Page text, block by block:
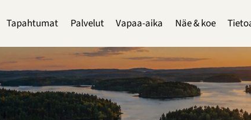
Tapahtumat Palvelut Vapaa-aika Näe & koe